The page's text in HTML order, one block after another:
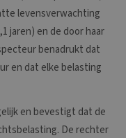
levensverwachting
jaren) en de door haar
benadrukt dat
en dat elke belasting
en bevestigt dat de
De rechter